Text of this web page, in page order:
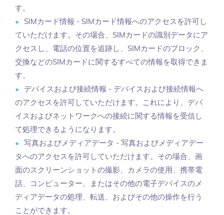
す。
SIMカード情報 - SIMカード情報へのアクセスを許可し
ていただけます。その場合、SIMカードの識別データにア
クセスし、電話の位置を追跡し、SIMカードのブロック、
交換などのSIMカードに関するすべての情報を取得できま
す。
デバイスおよび接続情報 - デバイスおよび接続情報へ
のアクセスを許可していただけます。これにより、デバ
イスおよびネットワークへの接続に関する情報を受信し
て処理できるようになります。
写真およびメディアデータ - 写真およびメディアデー
タへのアクセスを許可していただけます。その場合、画
面のスクリーンショットの撮影、カメラの使用、携帯電
話、コンピューター、またはその他の電子デバイスのメ
ディアデータの処理、転送、およびその他の操作を行う
ことができます。